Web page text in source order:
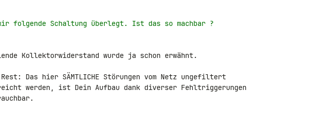
folgende Schaltung überlegt. Ist das so machbar ?
Kollektorwiderstand wurde ja schon erwähnt.
Das hier SÄMTLICHE Störungen vom Netz ungefiltert
werden, ist Dein Aufbau dank diverser Fehltriggerungen